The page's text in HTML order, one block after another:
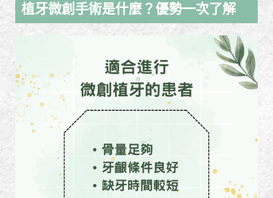
植牙微創手術是什麼？優勢一次了解